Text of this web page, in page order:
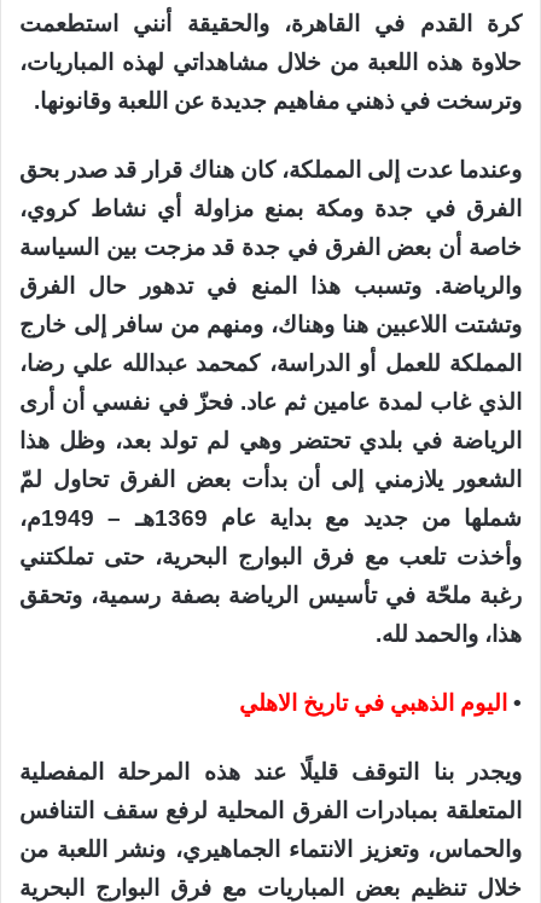
كرة القدم في القاهرة، والحقيقة أنني استطعمت
حلاوة هذه اللعبة من خلال مشاهداتي لهذه المباريات،
وترسخت في ذهني مفاهيم جديدة عن اللعبة وقانونها.
وعندما عدت إلى المملكة، كان هناك قرار قد صدر بحق
الفرق في جدة ومكة بمنع مزاولة أي نشاط كروي،
خاصة أن بعض الفرق في جدة قد مزجت بين السياسة
والرياضة. وتسبب هذا المنع في تدهور حال الفرق
وتشتت اللاعبين هنا وهناك، ومنهم من سافر إلى خارج
المملكة للعمل أو الدراسة، كمحمد عبدالله علي رضا،
الذي غاب لمدة عامين ثم عاد. فحزّ في نفسي أن أرى
الرياضة في بلدي تحتضر وهي لم تولد بعد، وظل هذا
الشعور يلازمني إلى أن بدأت بعض الفرق تحاول لمّ
شملها من جديد مع بداية عام 1369هـ – 1949م،
وأخذت تلعب مع فرق البوارج البحرية، حتى تملكتني
رغبة ملحّة في تأسيس الرياضة بصفة رسمية، وتحقق
هذا، والحمد لله.
• اليوم الذهبي في تاريخ الاهلي
ويجدر بنا التوقف قليلًا عند هذه المرحلة المفصلية
المتعلقة بمبادرات الفرق المحلية لرفع سقف التنافس
والحماس، وتعزيز الانتماء الجماهيري، ونشر اللعبة من
خلال تنظيم بعض المباريات مع فرق البوارج البحرية